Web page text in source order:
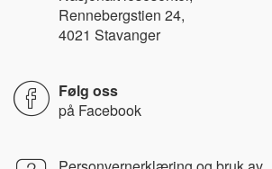
Rennebergstien 24,
4021 Stavanger
Følg oss
på Facebook